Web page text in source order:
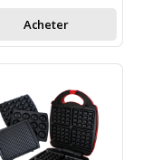
Acheter